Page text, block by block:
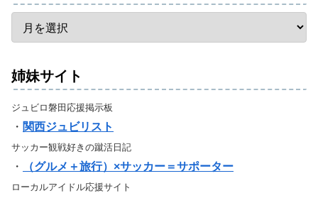
姉妹サイト
ジュビロ磐田応援掲示板
・ 関西ジュビリスト
サッカー観戦好きの蹴活日記
・ （グルメ＋旅行）×サッカー＝サポーター
ローカルアイドル応援サイト